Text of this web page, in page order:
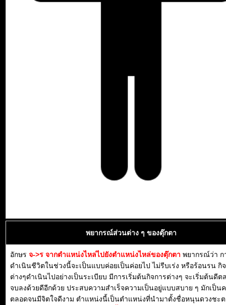
พยากรณ์ส่วนต่าง ๆ ของตุ๊กตา
อักษร จ->ร จากตำแหน่งไหล่ไปยังตำแหน่งไหล่ของตุ๊กตา พยากรณ์ว่า ก
ดำเนินชีวิตในช่วงนี้จะเป็นแบบค่อยเป็นค่อยไป ไม่รีบเร่ง หรือร้อนรน กิ
ต่างๆดำเนินไปอย่างเป็นระเบียบ มีการเริ่มต้นกิจการต่างๆ จะเริ่มต้นดีต
จบลงด้วยดีอีกด้วย ประสบความสำเร็จความเป็นอยู่แบบสบาย ๆ มักเป็น
ตลอดจนมีจิตใจดีงาม ตำแหน่งนี้เป็นตำแหน่งที่นำมาตั้งชื่อหนุนดวงชะ